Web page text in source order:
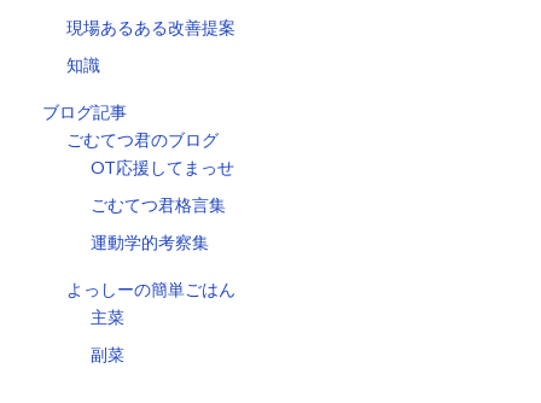
現場あるある改善提案
知識
ブログ記事
ごむてつ君のブログ
OT応援してまっせ
ごむてつ君格言集
運動学的考察集
よっしーの簡単ごはん
主菜
副菜